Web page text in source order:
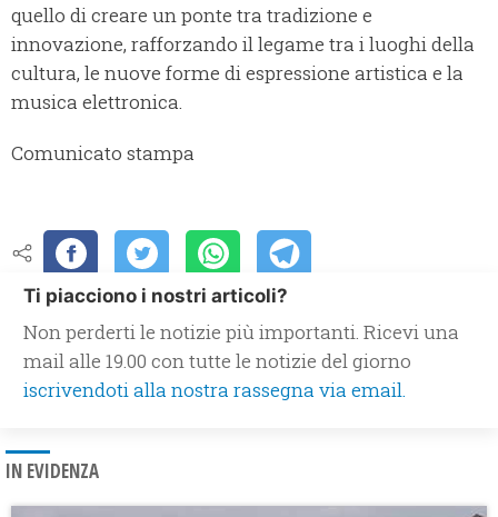
quello di creare un ponte tra tradizione e
innovazione, rafforzando il legame tra i luoghi della
cultura, le nuove forme di espressione artistica e la
musica elettronica.
Comunicato stampa
Ti piacciono i nostri articoli?
Non perderti le notizie più importanti. Ricevi una
mail alle 19.00 con tutte le notizie del giorno
iscrivendoti alla nostra rassegna via email.
IN EVIDENZA